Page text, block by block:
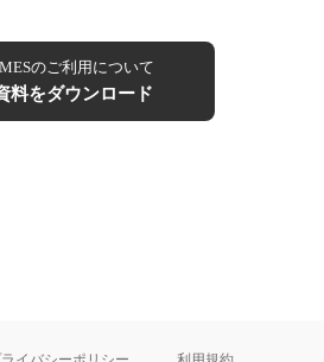
のご利用について
料をダウンロード